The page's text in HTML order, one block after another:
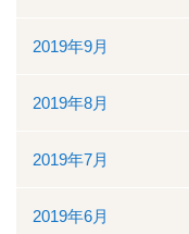
2019年9月
2019年8月
2019年7月
2019年6月